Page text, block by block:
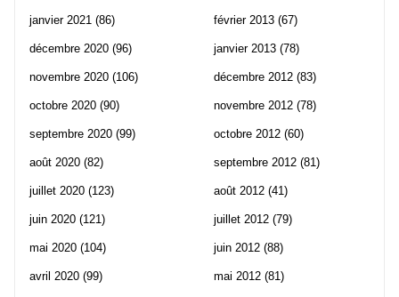
janvier 2021 (86)
décembre 2020 (96)
novembre 2020 (106)
octobre 2020 (90)
septembre 2020 (99)
août 2020 (82)
juillet 2020 (123)
juin 2020 (121)
mai 2020 (104)
avril 2020 (99)
février 2013 (67)
janvier 2013 (78)
décembre 2012 (83)
novembre 2012 (78)
octobre 2012 (60)
septembre 2012 (81)
août 2012 (41)
juillet 2012 (79)
juin 2012 (88)
mai 2012 (81)